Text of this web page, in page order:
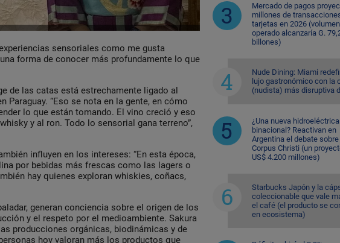
sensoriales como me gusta
forma de conocer más profundamente lo que
de las catas está estrechamente ligado al
Paraguay. “Eso se nota en la gente, en cómo
lo que están tomando. El vino creció y eso
y al ron. Todo lo sensorial gana terreno”,
influyen en los intereses: “En esta época,
por bebidas más frescas como las lagers o
hay quienes exploran whiskies, coñacs,
generan conciencia sobre el origen de los
y el respeto por el medioambiente. Sakura
producciones orgánicas, biodinámicas y de
hoy valoran más los productos que
Mercado de pagos
millones de
tarjetas en 2026 (volumen
operado alcanzaría G.
billones)
Nude Dining: Miami
lujo gastronómico con la
(nudista) más disruptiva
¿Una nueva hidroeléctrica
binacional? Reactivan en
Argentina el debate sobre
Corpus Christi (un
US$ 4.200 millones)
Starbucks Japón y la
coleccionable que vale
el café (el producto se
en ecosistema)